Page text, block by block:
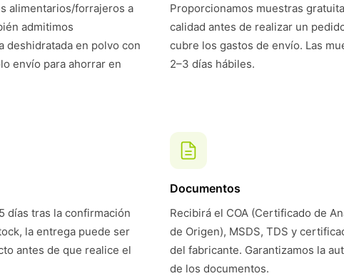
alimentarios/forrajeros a
admitimos
en polvo con
envío para ahorrar en
Proporcionamos muestras
calidad antes de realizar un
cubre los gastos de envío. Las
2–3 días hábiles.
días tras la confirmación
la entrega puede ser
antes de que realice el
Documentos
Recibirá el COA (Certificado de
de Origen), MSDS, TDS y
del fabricante. Garantizamos la
de los documentos.